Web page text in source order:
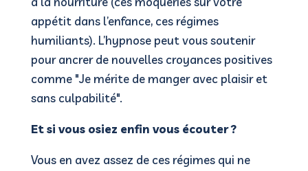
appétit dans l’enfance, ces régimes
humiliants). L’hypnose peut vous soutenir
pour ancrer de nouvelles croyances positives
comme "Je mérite de manger avec plaisir et
sans culpabilité".
Et si vous osiez enfin vous écouter ?
Vous en avez assez de ces régimes qui ne